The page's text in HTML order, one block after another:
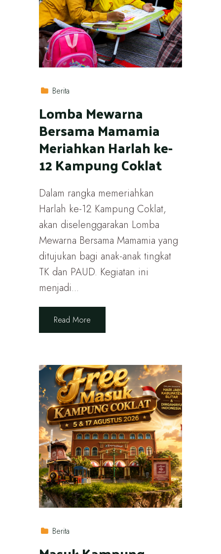
Berita
Lomba Mewarna
Bersama Mamamia
Meriahkan Harlah ke-
12 Kampung Coklat
Dalam rangka memeriahkan
Harlah ke-12 Kampung Coklat,
akan diselenggarakan Lomba
Mewarna Bersama Mamamia yang
ditujukan bagi anak-anak tingkat
TK dan PAUD. Kegiatan ini
menjadi...
Read More
Berita